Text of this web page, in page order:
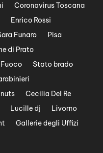
Coronavirus Toscana
Enrico Rossi
Funaro
Pisa
di Prato
Stato brado
Cecilia Del Re
Lucille dj
Livorno
Gallerie degli Uffizi